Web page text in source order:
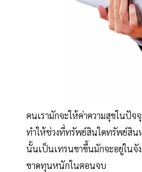
คนเรามักจะให้ค่าความสุขในปัจ
ทำให้ช่วงที่ทรัพย์สินใดทรัพย์สิน
นั้นเป็นเทรนขาขึ้นมักจะอยู่ในจั
ขาดทุนหนักในตอนจบ